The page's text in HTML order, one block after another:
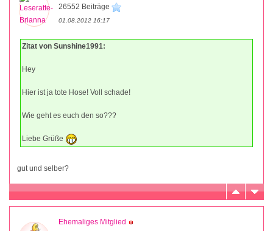
26552 Beiträge
01.08.2012 16:17
Zitat von Sunshine1991:
Hey
Hier ist ja tote Hose! Voll schade!
Wie geht es euch den so???
Liebe Grüße
gut und selber?
Ehemaliges Mitglied